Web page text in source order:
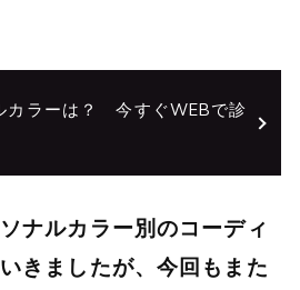
カラーは？ 今すぐWEBで診
ナルカラー別のコーディ
きましたが、今回もまた